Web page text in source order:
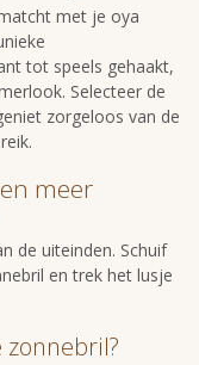
met je oya
tot speels gehaakt,
Selecteer de
zorgeloos van de
meer
de uiteinden. Schuif
en trek het lusje
zonnebril?